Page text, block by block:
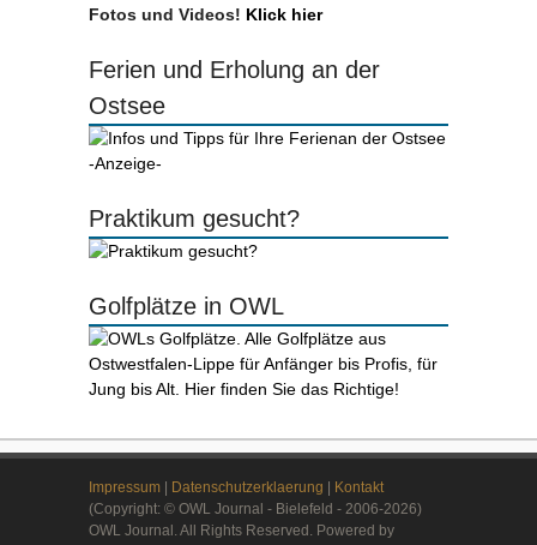
Fotos und Videos! Klick hier
Ferien und Erholung an der
Ostsee
-Anzeige-
Praktikum gesucht?
Golfplätze in OWL
Impressum | Datenschutzerklaerung | Kontakt
(Copyright: © OWL Journal - Bielefeld - 2006-2026)
OWL Journal. All Rights Reserved. Powered by